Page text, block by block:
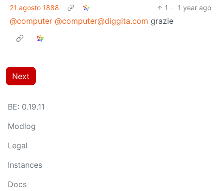
21 agosto 1888
1 · 1 year ago
@computer @computer@diggita.com grazie
Next
BE: 0.19.11
Modlog
Legal
Instances
Docs